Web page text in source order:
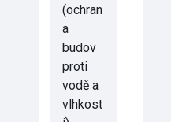
(ochran
a
budov
proti
vodě a
vlhkost